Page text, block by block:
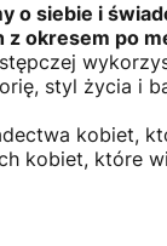
o siebie i
okresem po
styl życia i
kobiet,
kobiet, które